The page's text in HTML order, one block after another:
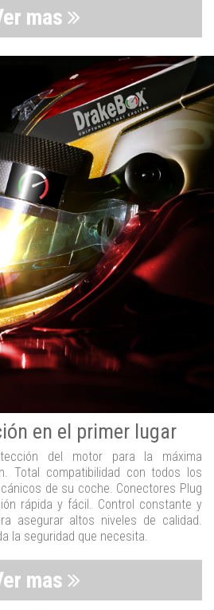
mas
en el primer lugar
del motor para la máxima
Total compatibilidad con todos los
de su coche. Conectores Plug
rápida y fácil. Control constante y
asegurar altos niveles de calidad.
la seguridad que necesita.
mas